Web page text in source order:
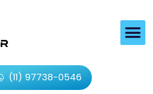
(11) 97738-0546